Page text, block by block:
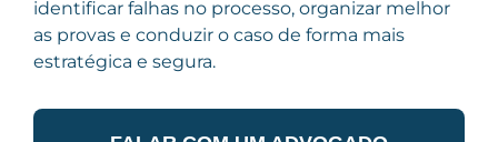
identificar falhas no processo, organizar melhor
as provas e conduzir o caso de forma mais
estratégica e segura.